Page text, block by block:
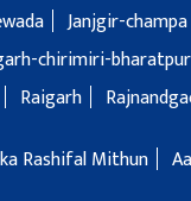
Janjgir-champa
chirimiri-bharatpur
Raigarh
Rashifal Mithun